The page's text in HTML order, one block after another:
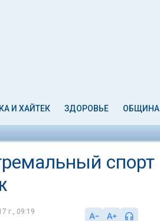
И ХАЙТЕК ЗДОРОВЬЕ ОБЩИНА
спорт
г., 09:19